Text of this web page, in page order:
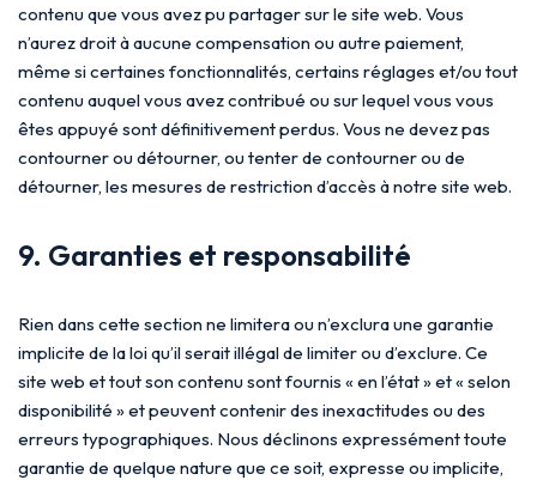
contenu que vous avez pu partager sur le site web. Vous
n’aurez droit à aucune compensation ou autre paiement,
même si certaines fonctionnalités, certains réglages et/ou tout
contenu auquel vous avez contribué ou sur lequel vous vous
êtes appuyé sont définitivement perdus. Vous ne devez pas
contourner ou détourner, ou tenter de contourner ou de
détourner, les mesures de restriction d’accès à notre site web.
9. Garanties et responsabilité
Rien dans cette section ne limitera ou n’exclura une garantie
implicite de la loi qu’il serait illégal de limiter ou d’exclure. Ce
site web et tout son contenu sont fournis « en l’état » et « selon
disponibilité » et peuvent contenir des inexactitudes ou des
erreurs typographiques. Nous déclinons expressément toute
garantie de quelque nature que ce soit, expresse ou implicite,